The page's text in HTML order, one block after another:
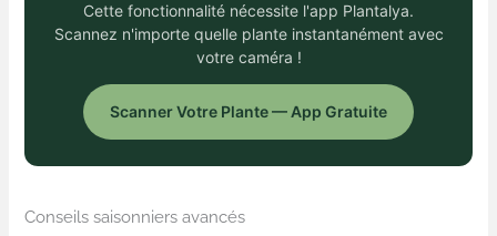
Cette fonctionnalité nécessite l'app Plantalya.
Scannez n'importe quelle plante instantanément avec
votre caméra !
Scanner Votre Plante — App Gratuite
Conseils saisonniers avancés